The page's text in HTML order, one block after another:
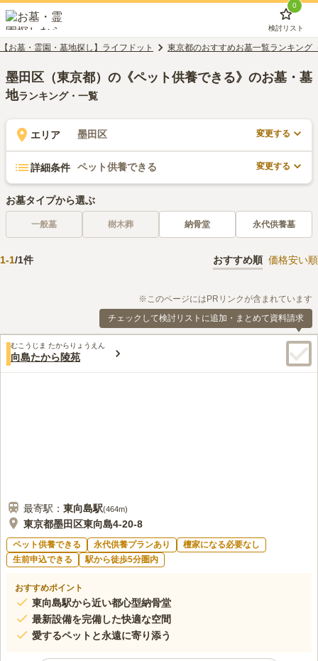
0
検討リスト
【お墓・霊園・墓地探し】ライフドット 東京都のおすすめお墓一覧ランキング
墨田区（東京都）の《ペット供養できる》のお墓・墓
地ランキング・一覧
エリア 墨田区 変更する
詳細条件 ペット供養できる 変更する
お墓タイプから選ぶ
一般墓 樹木葬 納骨堂 永代供養墓
1-1/1件 おすすめ順 価格安い順
※このページにはPRリンクが含まれています
チェックして検討リストに追加・まとめて資料請求
むこうじま たからりょうえん
向島たから陵苑
最寄駅： 東向島駅(464m)
東京都墨田区東向島4-20-8
ペット供養できる 永代供養プランあり
檀家になる必要なし
生前申込できる
駅から徒歩5分圏内
おすすめポイント
東向島駅から近い都心型納骨堂
最新設備を完備した快適な空間
愛するペットと永遠に寄り添う